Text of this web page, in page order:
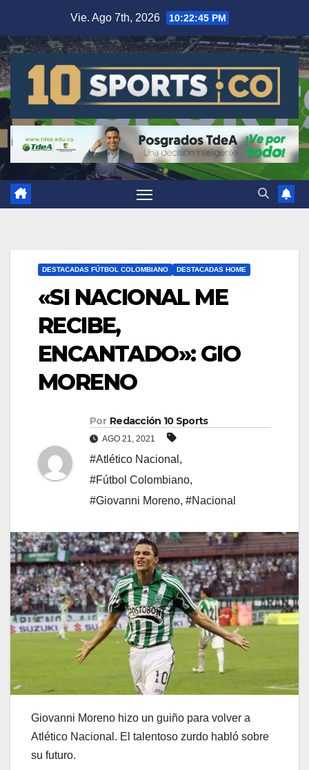
Vie. Ago 7th, 2026 10:22:46 PM
DESTACADAS FÚTBOL COLOMBIANO DESTACADAS HOME
«SI NACIONAL ME
RECIBE,
ENCANTADO»: GIO
MORENO
Por Redacción 10 Sports
AGO 21, 2021
#Atlético Nacional ,
#Fútbol Colombiano,
#Giovanni Moreno, #Nacional
Giovanni Moreno hizo un guiño para volver a
Atlético Nacional. El talentoso zurdo habló sobre
su futuro.